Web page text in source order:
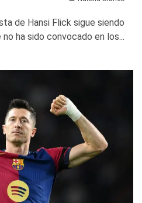
de Hansi Flick sigue siendo
no ha sido convocado en los...